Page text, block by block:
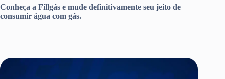
Conheça a Fillgás e mude definitivamente seu jeito de
consumir água com gás.